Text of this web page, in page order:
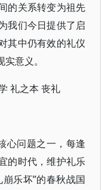
的关系转变为祖先
我们今日提供了启
其中仍有效的礼仪
意义。
礼之本 丧礼
心问题之一，每逢
的时代，维护礼乐
乐坏”的春秋战国